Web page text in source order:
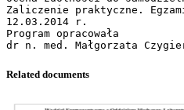
Related documents